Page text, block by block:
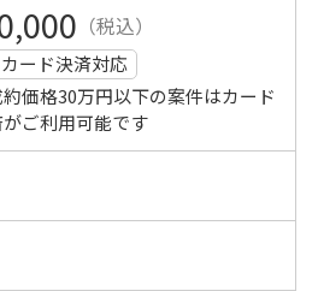
（税込）
カード決済対応
価格30万円以下の案件はカード
ご利用可能です